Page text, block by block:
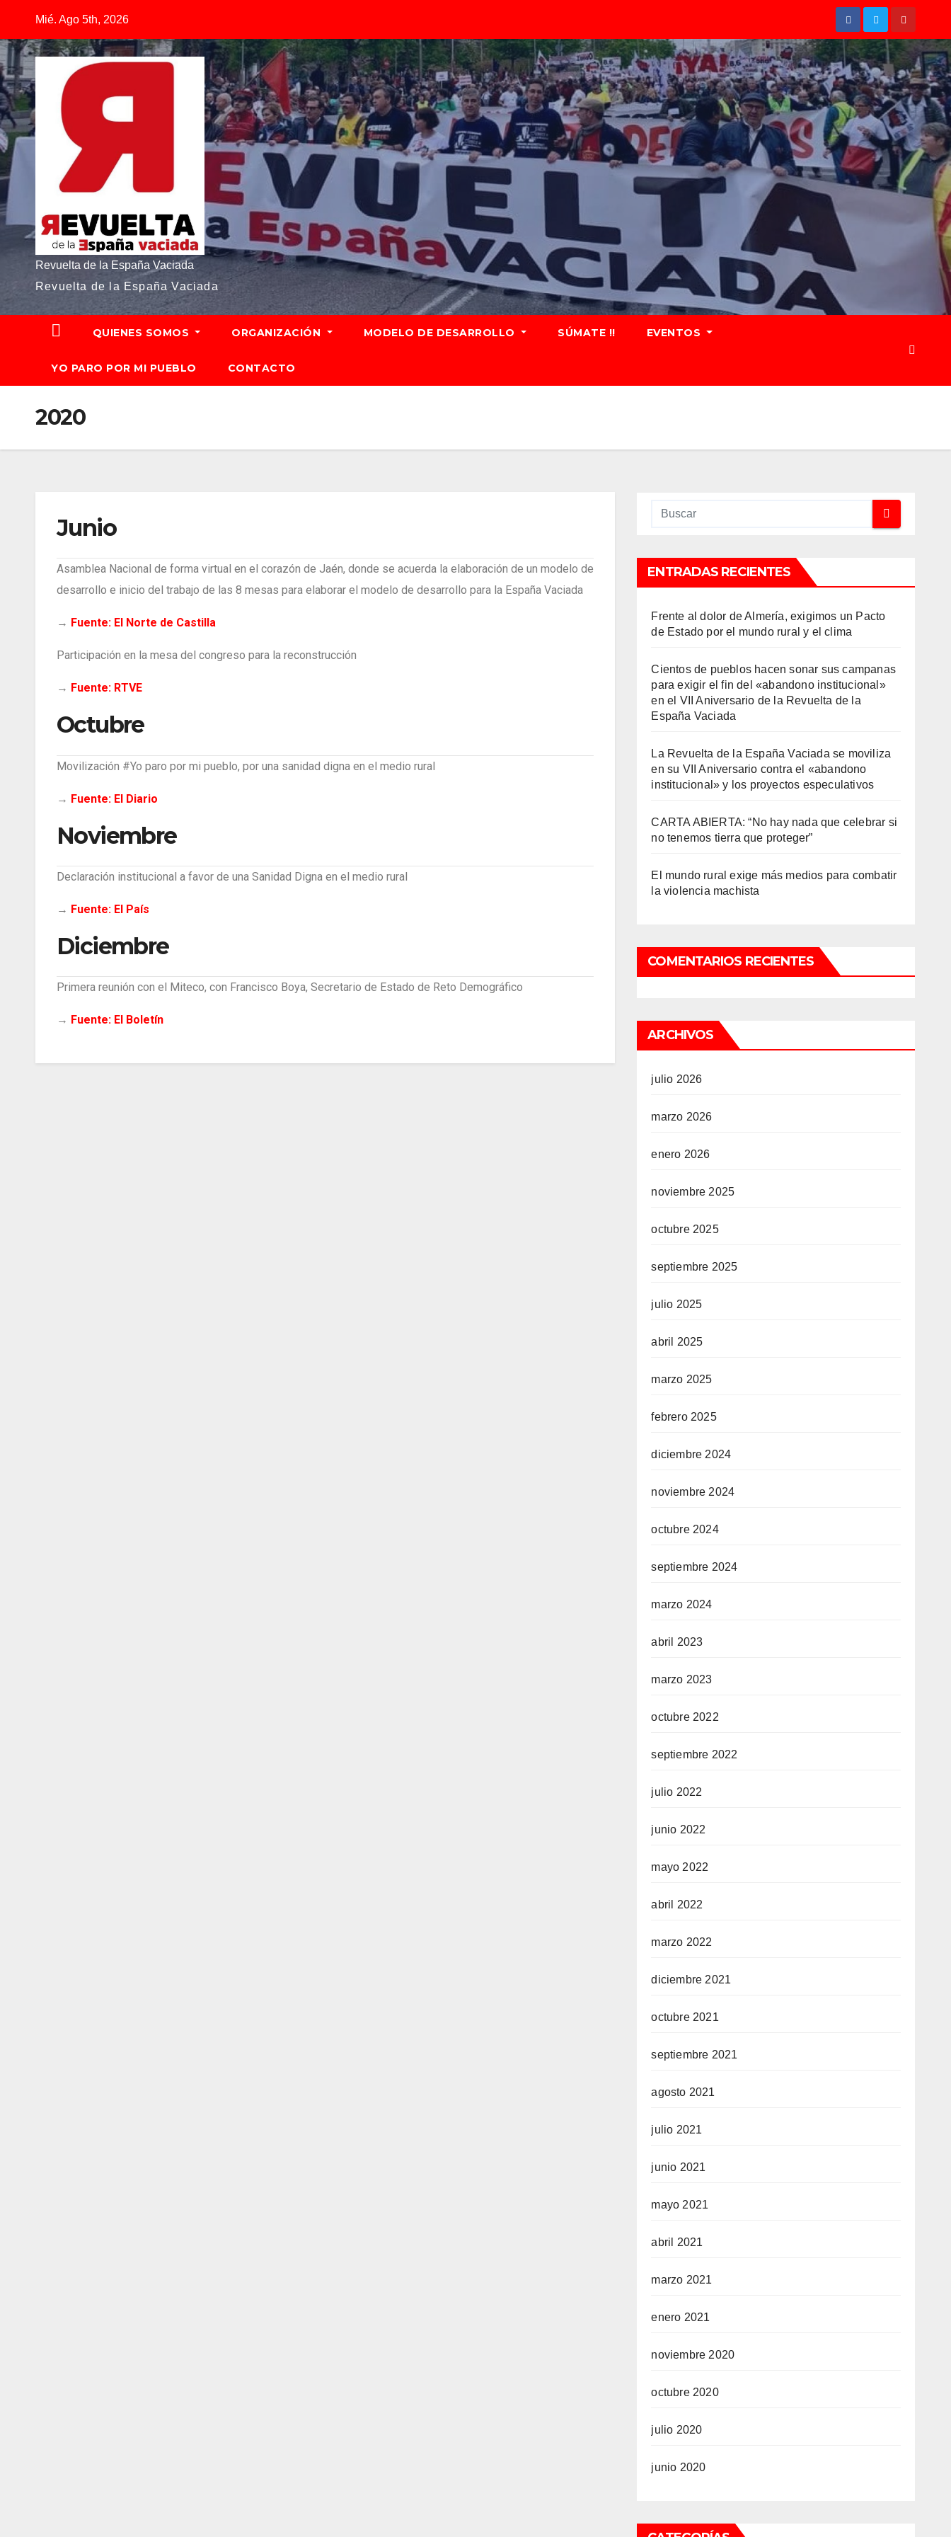
Mié. Ago 5th, 2026
Revuelta de la España Vaciada
Revuelta de la España Vaciada
QUIENES SOMOS ORGANIZACIÓN MODELO DE DESARROLLO SÚMATE !! EVENTOS
YO PARO POR MI PUEBLO CONTACTO
2020
Junio
Asamblea Nacional de forma virtual en el corazón de Jaén, donde se acuerda la elaboración de un modelo de
desarrollo e inicio del trabajo de las 8 mesas para elaborar el modelo de desarrollo para la España Vaciada
→ Fuente: El Norte de Castilla
Participación en la mesa del congreso para la reconstrucción
→ Fuente: RTVE
Octubre
Movilización #Yo paro por mi pueblo, por una sanidad digna en el medio rural
→ Fuente: El Diario
Noviembre
Declaración institucional a favor de una Sanidad Digna en el medio rural
→ Fuente: El País
Diciembre
Primera reunión con el Miteco, con Francisco Boya, Secretario de Estado de Reto Demográfico
→ Fuente: El Boletín
ENTRADAS RECIENTES
Frente al dolor de Almería, exigimos un Pacto
de Estado por el mundo rural y el clima
Cientos de pueblos hacen sonar sus campanas
para exigir el fin del «abandono institucional»
en el VII Aniversario de la Revuelta de la
España Vaciada
La Revuelta de la España Vaciada se moviliza
en su VII Aniversario contra el «abandono
institucional» y los proyectos especulativos
CARTA ABIERTA: “No hay nada que celebrar si
no tenemos tierra que proteger”
El mundo rural exige más medios para combatir
la violencia machista
COMENTARIOS RECIENTES
ARCHIVOS
julio 2026
marzo 2026
enero 2026
noviembre 2025
octubre 2025
septiembre 2025
julio 2025
abril 2025
marzo 2025
febrero 2025
diciembre 2024
noviembre 2024
octubre 2024
septiembre 2024
marzo 2024
abril 2023
marzo 2023
octubre 2022
septiembre 2022
julio 2022
junio 2022
mayo 2022
abril 2022
marzo 2022
diciembre 2021
octubre 2021
septiembre 2021
agosto 2021
julio 2021
junio 2021
mayo 2021
abril 2021
marzo 2021
enero 2021
noviembre 2020
octubre 2020
julio 2020
junio 2020